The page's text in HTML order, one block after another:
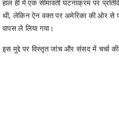
हाल ही में एक सीमावर्ती घटनाक्रम पर
थी, लेकिन ऐन वक्त पर अमेरिका की ओर से
वापस ले लिया गया।
इस मुद्दे पर विस्तृत जांच और संसद में चर्चा